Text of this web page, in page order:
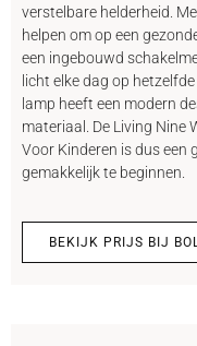
verstelbare helderheid.
helpen om op een
een ingebouwd
licht elke dag op
lamp heeft een modern
materiaal. De Living Nine
Voor Kinderen is dus een
gemakkelijk te beginnen.
BEKIJK PRIJS BIJ